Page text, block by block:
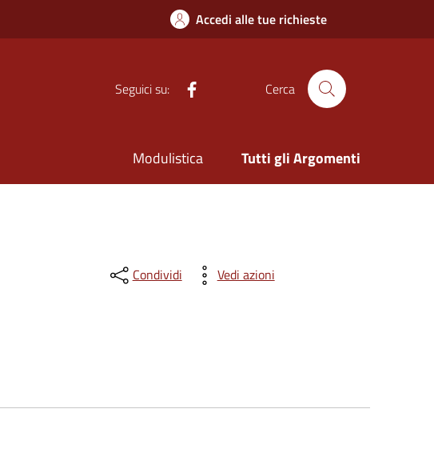
Accedi alle tue richieste
Seguici su: Cerca
Modulistica Tutti gli Argomenti
Condividi Vedi azioni